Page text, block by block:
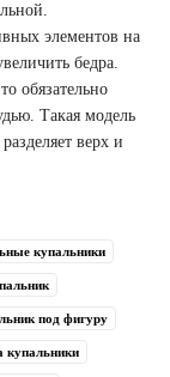
элементов на
бедра.
обязательно
Такая модель
верх и
купальники
под фигуру
купальники